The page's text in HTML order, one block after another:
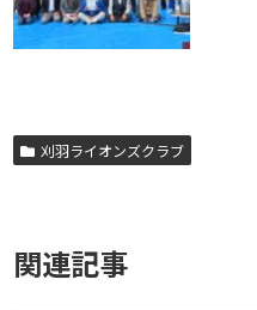
刈羽ライオンズクラブ
関連記事